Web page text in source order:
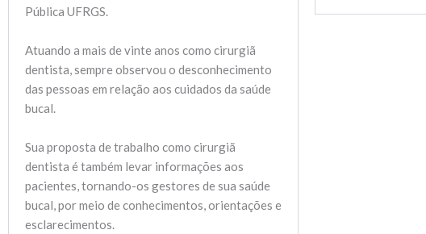
Pública UFRGS.
Atuando a mais de vinte anos como cirurgiã
dentista, sempre observou o desconhecimento
das pessoas em relação aos cuidados da saúde
bucal.
Sua proposta de trabalho como cirurgiã
dentista é também levar informações aos
pacientes, tornando-os gestores de sua saúde
bucal, por meio de conhecimentos, orientações e
esclarecimentos.